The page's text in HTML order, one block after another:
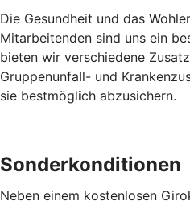
Die Gesundheit und das
Mitarbeitenden sind uns ein
bieten wir verschiedene
Gruppenunfall- und
sie bestmöglich abzusichern.
Sonderkonditionen
Neben einem kostenlosen